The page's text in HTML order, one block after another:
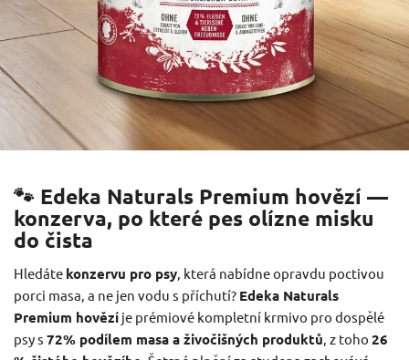
🐾 Edeka Naturals Premium hovězí —
konzerva, po které pes olízne misku
do čista
Hledáte konzervu pro psy, která nabídne opravdu poctivou
porci masa, a ne jen vodu s příchutí? Edeka Naturals
Premium hovězí je prémiové kompletní krmivo pro dospělé
psy s 72% podílem masa a živočišných produktů, z toho 26